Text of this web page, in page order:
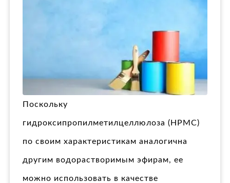
Поскольку
гидроксипропилметилцеллюлоза (HPMC)
по своим характеристикам аналогична
другим водорастворимым эфирам, ее
можно использовать в качестве